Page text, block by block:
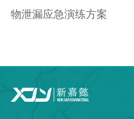
物泄漏应急演练方案